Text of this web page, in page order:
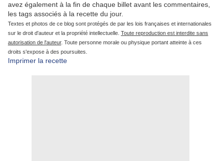
avez également à la fin de chaque billet avant les commentaires,
les tags associés à la recette du jour.
Textes et photos de ce blog sont protégés de par les lois françaises et internationales
sur le droit d'auteur et la propriété intellectuelle. Toute reproduction est interdite sans
autorisation de l'auteur. Toute personne morale ou physique portant atteinte à ces
droits s'expose à des poursuites.
Imprimer la recette